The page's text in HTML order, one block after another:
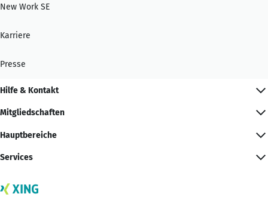
New Work SE
Karriere
Presse
Hilfe & Kontakt
Mitgliedschaften
Hauptbereiche
Services